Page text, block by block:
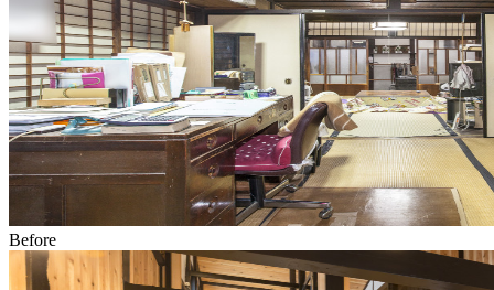
Before